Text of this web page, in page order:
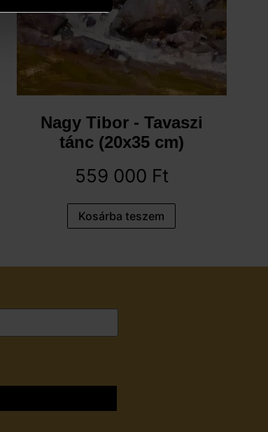
Nagy Tibor - Tavaszi
tánc (20x35 cm)
559 000 Ft
Kosárba teszem